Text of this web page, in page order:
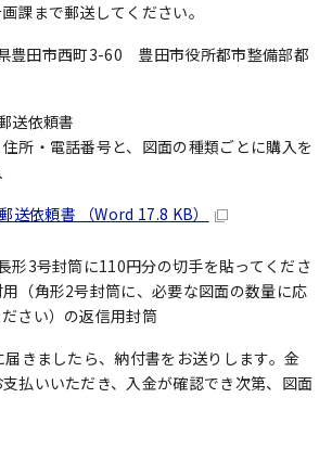
課まで郵送してください。
豊田市西町3-60 豊田市役所都市整備部都
送依頼書
所・電話番号と、図面の種類ごとに購入を
送依頼書 （Word 17.8 KB）
形3号封筒に110円分の切手を貼ってくださ
（角形2号封筒に、必要な図面の数量に応
さい）の返信用封筒
きましたら、納付書をお送りします。金
払いいただき、入金が確認でき次第、図面